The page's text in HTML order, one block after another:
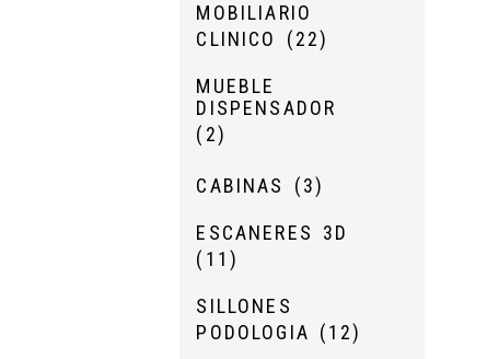
MOBILIARIO
CLINICO (22)
MUEBLE
DISPENSADOR
(2)
CABINAS (3)
ESCANERES 3D
(11)
SILLONES
PODOLOGIA (12)